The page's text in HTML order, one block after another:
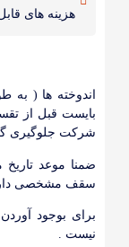
هزینه های
اندوخته ها (
بایست قبل از
شرکت جلوگیری
ضمنا موعد
سقف مشخصی
برای بوجود
نیست .